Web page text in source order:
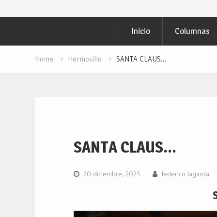
Inicio Columnas
Home Hermosillo SANTA CLAUS…
SANTA CLAUS…
20 diciembre, 2025 federico lagarda